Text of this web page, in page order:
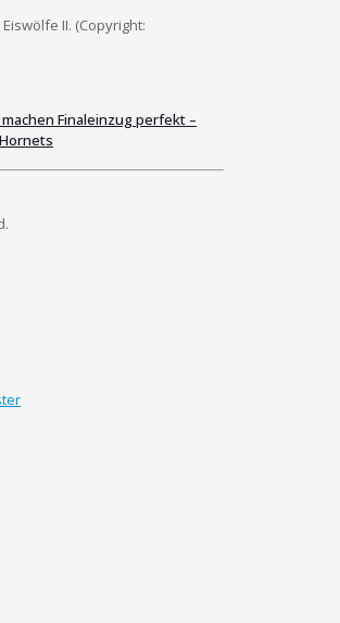
II. (Copyright:
Finaleinzug perfekt –